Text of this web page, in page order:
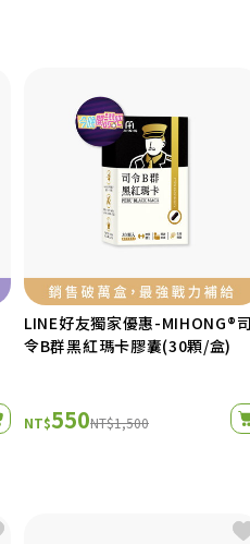
LINE好友獨家優惠-MIHONG®
令B群黑紅瑪卡膠囊(30顆/盒)
NT$550NT$1,500